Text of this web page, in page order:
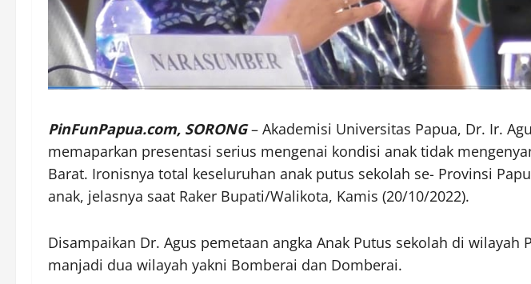
PinFunPapua.com, SORONG– Akademisi Universitas Papua, Dr. Ir.
memaparkan presentasi serius mengenai kondisi anak tidak
Barat. Ironisnya total keseluruhan anak putus sekolah se- Provinsi
anak, jelasnya saat Raker Bupati/Walikota, Kamis (20/10/2022).
Disampaikan Dr. Agus pemetaan angka Anak Putus sekolah di wilayah
manjadi dua wilayah yakni Bomberai dan Domberai.